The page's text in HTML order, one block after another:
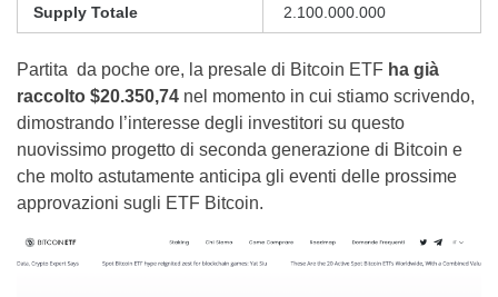
Supply Totale 2.100.000.000
Partita da poche ore, la presale di Bitcoin ETF ha già
raccolto $20.350,74 nel momento in cui stiamo scrivendo,
dimostrando l’interesse degli investitori su questo
nuovissimo progetto di seconda generazione di Bitcoin e
che molto astutamente anticipa gli eventi delle prossime
approvazioni sugli ETF Bitcoin.